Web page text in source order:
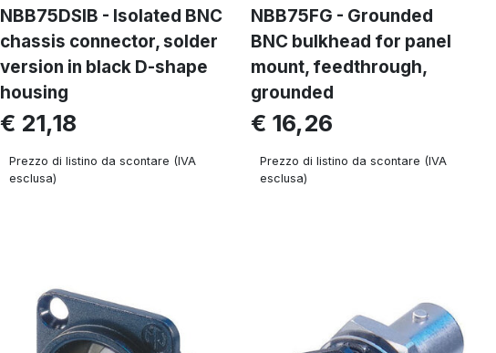
NBB75DSIB - Isolated BNC
chassis connector, solder
version in black D-shape
housing
€ 21,18
Prezzo di listino da scontare (IVA
esclusa)
NBB75FG - Grounded
BNC bulkhead for panel
mount, feedthrough,
grounded
€ 16,26
Prezzo di listino da scontare (IVA
esclusa)